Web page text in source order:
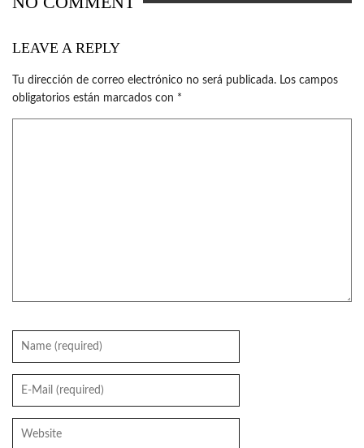
LEAVE A REPLY
Tu dirección de correo electrónico no será publicada. Los campos
obligatorios están marcados con *